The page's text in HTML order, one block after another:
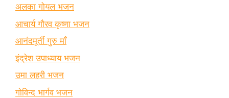
अलका गोयल भजन
आचार्य गौरव कृष्णा भजन
आनंदमूर्ती गुरु माँ
इंद्रेश उपाध्याय भजन
उमा लहरी भजन
गोविन्द भार्गव भजन